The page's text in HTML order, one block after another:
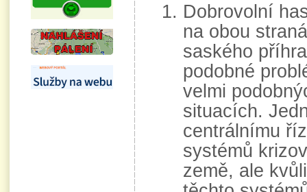
Dobrovolní
na obou
saského
podobné
velmi
situacích.
centrálnímu
systémů
země, ale